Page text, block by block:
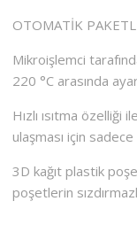
OTOMATİK
Mikroişlemci
220 °C arasında
Hızlı ısıtma özelliği
ulaşması için
3D kağıt plastik
poşetlerin